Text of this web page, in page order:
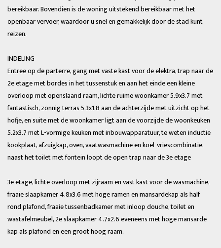
bereikbaar. Bovendien is de woning uitstekend bereikbaar met het
openbaar vervoer, waardoor u snel en gemakkelijk door de stad kunt
reizen.
INDELING
Entree op de parterre, gang met vaste kast voor de elektra, trap naar de
2e etage met bordes in het tussenstuk en aan het einde een kleine
overloop met openslaand raam, lichte ruime woonkamer 5.9x3.7 met
fantastisch, zonnig terras 5.3x1.8 aan de achterzijde met uitzicht op het
hofje, en suite met de woonkamer ligt aan de voorzijde de woonkeuken
5.2x3.7 met L-vormige keuken met inbouwapparatuur, te weten inductie
kookplaat, afzuigkap, oven, vaatwasmachine en koel-vriescombinatie,
naast het toilet met fontein loopt de open trap naar de 3e etage
3e etage, lichte overloop met zijraam en vast kast voor de wasmachine,
fraaie slaapkamer 4.8x3.6 met hoge ramen en mansardekap als half
rond plafond, fraaie tussenbadkamer met inloop douche, toilet en
wastafelmeubel, 2e slaapkamer 4.7x2.6 eveneens met hoge mansarde
kap als plafond en een groot hoog raam.